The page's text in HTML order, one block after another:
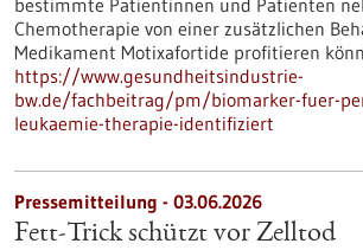
bestimmte Patientinnen und Patienten
Chemotherapie von einer zusätzlichen
Medikament Motixafortide profitieren
https://www.gesundheitsindustrie-
bw.de/fachbeitrag/pm/biomarker-fuer-
leukaemie-therapie-identifiziert
Pressemitteilung - 03.06.2026
Fett-Trick schützt vor Zelltod